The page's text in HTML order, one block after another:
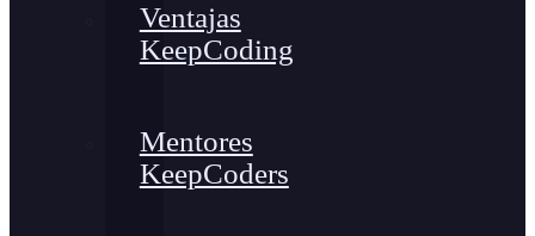
Ventajas
KeepCoding
Mentores
KeepCoders